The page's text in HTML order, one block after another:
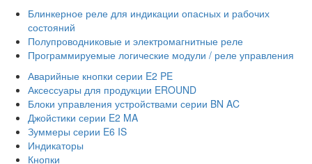
Блинкерное реле для индикации опасных и рабочих
состояний
Полупроводниковые и электромагнитные реле
Программируемые логические модули / реле управления
Аварийные кнопки серии E2 PE
Аксессуары для продукции EROUND
Блоки управления устройствами серии BN AC
Джойстики серии E2 MA
Зуммеры серии E6 IS
Индикаторы
Кнопки